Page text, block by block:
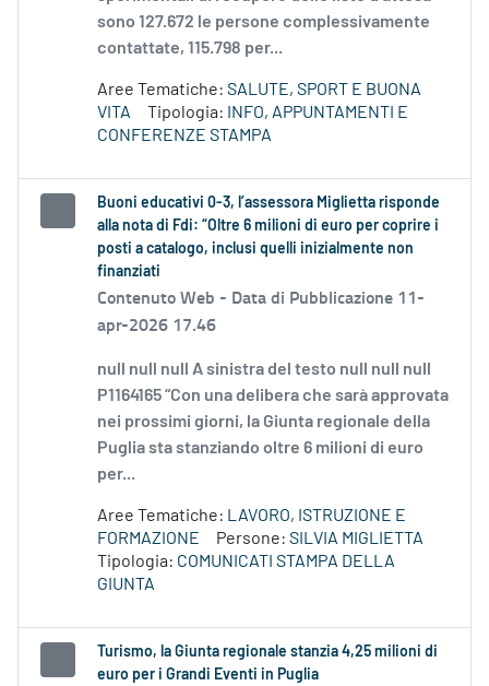
sono 127.672 le persone complessivamente
contattate, 115.798 per...
Aree Tematiche: SALUTE, SPORT E BUONA
VITA
Tipologia:
INFO, APPUNTAMENTI E
CONFERENZE STAMPA
Buoni educativi 0-3, l’assessora Miglietta risponde
alla nota di Fdi: “Oltre 6 milioni di euro per coprire i
posti a catalogo, inclusi quelli inizialmente non
finanziati
Contenuto Web - Data di Pubblicazione 11-
apr-2026 17.46
null null null A sinistra del testo null null null
P1164165 “Con una delibera che sarà approvata
nei prossimi giorni, la Giunta regionale della
Puglia sta stanziando oltre 6 milioni di euro
per...
Aree Tematiche: LAVORO, ISTRUZIONE E
FORMAZIONE
Persone: SILVIA MIGLIETTA
Tipologia: COMUNICATI STAMPA DELLA
GIUNTA
Turismo, la Giunta regionale stanzia 4,25 milioni di
euro per i Grandi Eventi in Puglia